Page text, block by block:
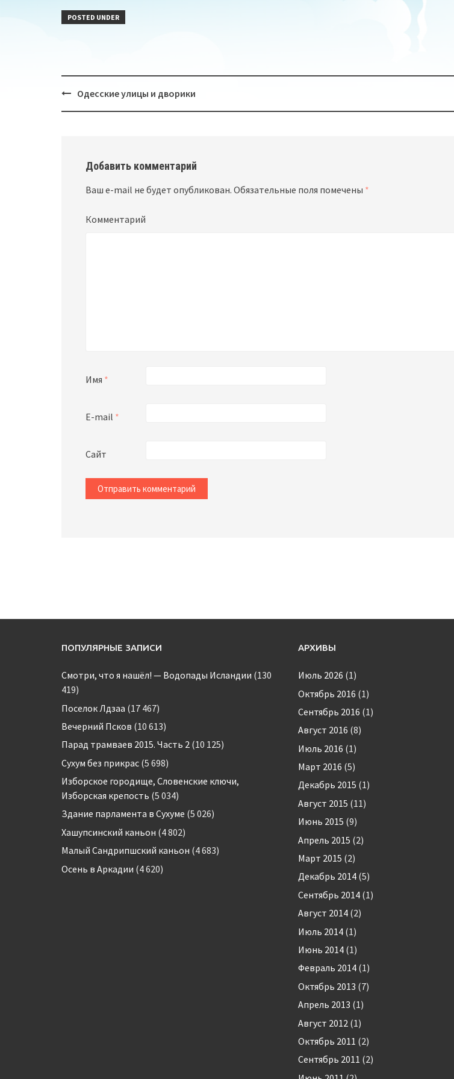
POSTED UNDER
Post
Одесские улицы и дворики
Добавить комментарий
Ваш e-mail не будет опубликован. Обязательные поля помечены *
Комментарий
Имя *
E-mail *
Сайт
ПОПУЛЯРНЫЕ ЗАПИСИ
Смотри, что я нашёл! — Водопады Исландии (130
419)
Поселок Лдзаа (17 467)
Вечерний Псков (10 613)
Парад трамваев 2015. Часть 2 (10 125)
Сухум без прикрас (5 698)
Изборское городище, Словенские ключи,
Изборская крепость (5 034)
Здание парламента в Сухуме (5 026)
Хашупсинский каньон (4 802)
Малый Сандрипшский каньон (4 683)
Осень в Аркадии (4 620)
АРХИВЫ
Июль 2026 (1)
Октябрь 2016 (1)
Сентябрь 2016 (1)
Август 2016 (8)
Июль 2016 (1)
Март 2016 (5)
Декабрь 2015 (1)
Август 2015 (11)
Июнь 2015 (9)
Апрель 2015 (2)
Март 2015 (2)
Декабрь 2014 (5)
Сентябрь 2014 (1)
Август 2014 (2)
Июль 2014 (1)
Июнь 2014 (1)
Февраль 2014 (1)
Октябрь 2013 (7)
Апрель 2013 (1)
Август 2012 (1)
Октябрь 2011 (2)
Сентябрь 2011 (2)